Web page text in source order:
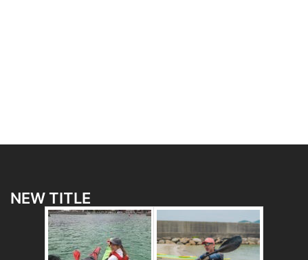
NEW TITLE